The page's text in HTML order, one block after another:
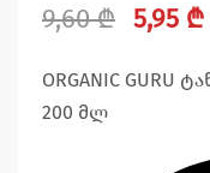
9,60₾ 5,95 ₾
ORGANIC GURU
200 მლ